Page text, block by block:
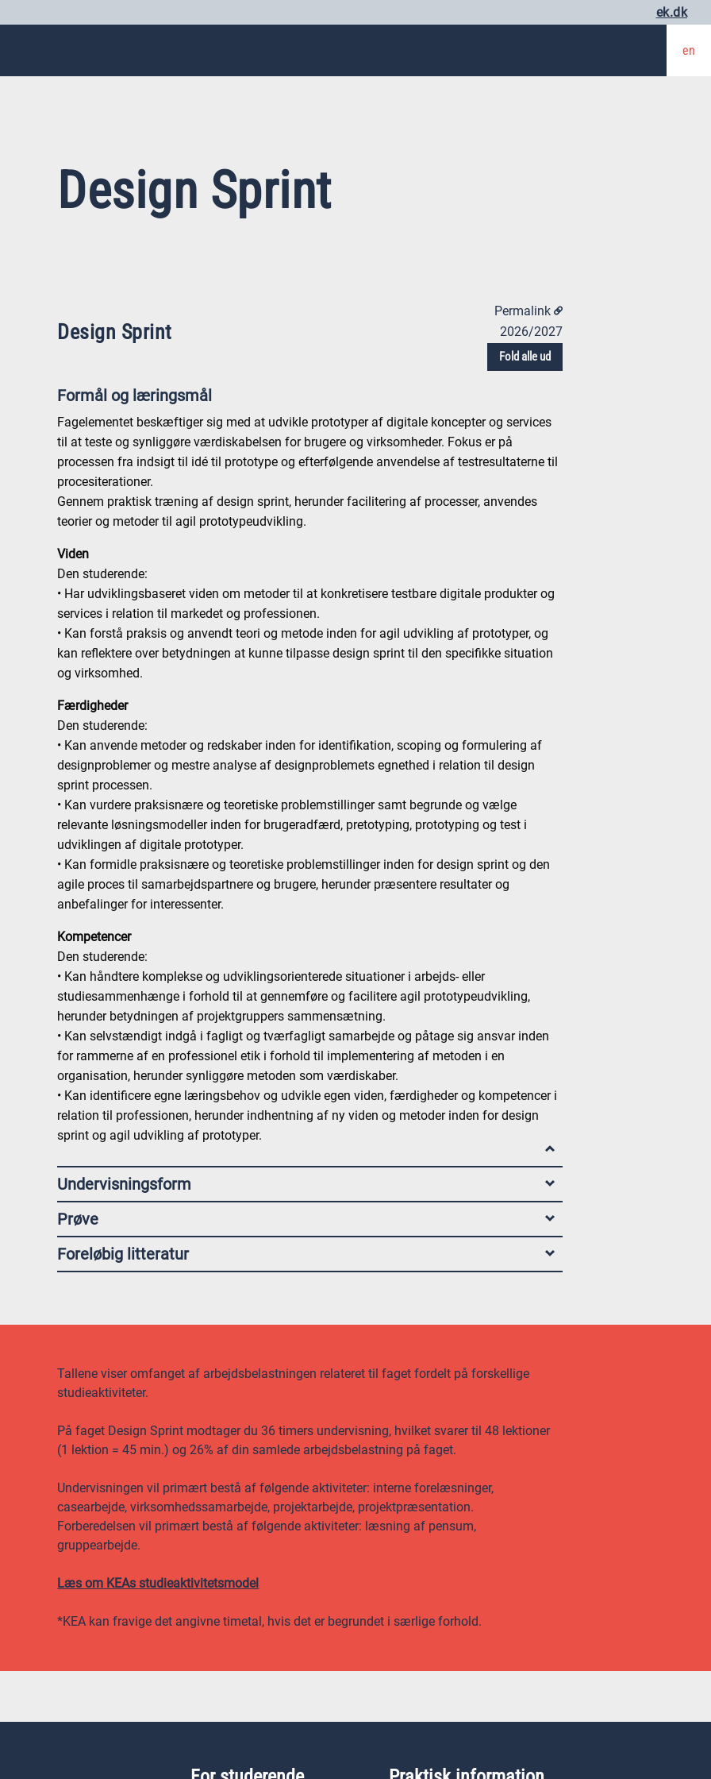
ek.dk
en
Design Sprint
Permalink
Design Sprint 2026/2027
Fold alle ud
Formål og læringsmål
Fagelementet beskæftiger sig med at udvikle prototyper af digitale koncepter og services
til at teste og synliggøre værdiskabelsen for brugere og virksomheder. Fokus er på
processen fra indsigt til idé til prototype og efterfølgende anvendelse af testresultaterne til
procesiterationer.
Gennem praktisk træning af design sprint, herunder facilitering af processer, anvendes
teorier og metoder til agil prototypeudvikling.
Viden
Den studerende:
• Har udviklingsbaseret viden om metoder til at konkretisere testbare digitale produkter og
services i relation til markedet og professionen.
• Kan forstå praksis og anvendt teori og metode inden for agil udvikling af prototyper, og
kan reflektere over betydningen at kunne tilpasse design sprint til den specifikke situation
og virksomhed.
Færdigheder
Den studerende:
• Kan anvende metoder og redskaber inden for identifikation, scoping og formulering af
designproblemer og mestre analyse af designproblemets egnethed i relation til design
sprint processen.
• Kan vurdere praksisnære og teoretiske problemstillinger samt begrunde og vælge
relevante løsningsmodeller inden for brugeradfærd, pretotyping, prototyping og test i
udviklingen af digitale prototyper.
• Kan formidle praksisnære og teoretiske problemstillinger inden for design sprint og den
agile proces til samarbejdspartnere og brugere, herunder præsentere resultater og
anbefalinger for interessenter.
Kompetencer
Den studerende:
• Kan håndtere komplekse og udviklingsorienterede situationer i arbejds- eller
studiesammenhænge i forhold til at gennemføre og facilitere agil prototypeudvikling,
herunder betydningen af projektgruppers sammensætning.
• Kan selvstændigt indgå i fagligt og tværfagligt samarbejde og påtage sig ansvar inden
for rammerne af en professionel etik i forhold til implementering af metoden i en
organisation, herunder synliggøre metoden som værdiskaber.
• Kan identificere egne læringsbehov og udvikle egen viden, færdigheder og kompetencer i
relation til professionen, herunder indhentning af ny viden og metoder inden for design
sprint og agil udvikling af prototyper.
Undervisningsform
Prøve
Foreløbig litteratur
Tallene viser omfanget af arbejdsbelastningen relateret til faget fordelt på forskellige
studieaktiviteter.
På faget Design Sprint modtager du 36 timers undervisning, hvilket svarer til 48 lektioner
(1 lektion = 45 min.) og 26% af din samlede arbejdsbelastning på faget.
Undervisningen vil primært bestå af følgende aktiviteter: interne forelæsninger,
casearbejde, virksomhedssamarbejde, projektarbejde, projektpræsentation.
Forberedelsen vil primært bestå af følgende aktiviteter: læsning af pensum,
gruppearbejde.
Læs om KEAs studieaktivitetsmodel
*KEA kan fravige det angivne timetal, hvis det er begrundet i særlige forhold.